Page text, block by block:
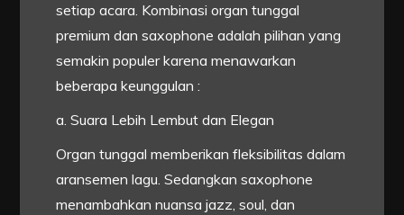
setiap acara. Kombinasi organ tunggal
premium dan saxophone adalah pilihan yang
semakin populer karena menawarkan
beberapa keunggulan :
a. Suara Lebih Lembut dan Elegan
Organ tunggal memberikan fleksibilitas dalam
aransemen lagu. Sedangkan saxophone
menambahkan nuansa jazz, soul, dan